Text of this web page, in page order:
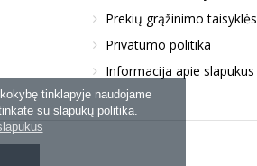
tinklapyje naudojame
su slapukų politika.
Prekių grąžinimo taisyklės
Privatumo politika
Informacija apie slapukus